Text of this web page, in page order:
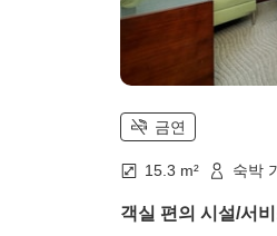
금연
15.3 m² 숙박
객실 편의 시설/서